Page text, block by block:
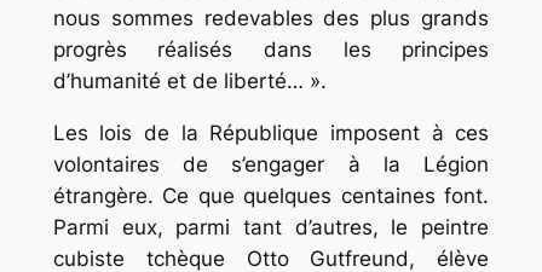
nous sommes redevables des plus grands
progrès réalisés dans les principes
d’humanité et de liberté… ».
Les lois de la République imposent à ces
volontaires de s’engager à la Légion
étrangère. Ce que quelques centaines font.
Parmi eux, parmi tant d’autres, le peintre
cubiste tchèque Otto Gutfreund, élève